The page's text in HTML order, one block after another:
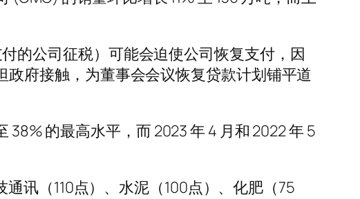
的公司征税）可能会迫使公司恢复支付，因
府接触，为董事会会议恢复贷款计划铺平道
的最高水平，而 2023 年 4 月和 2022 年 5
讯（110点）、水泥（100点）、化肥（75